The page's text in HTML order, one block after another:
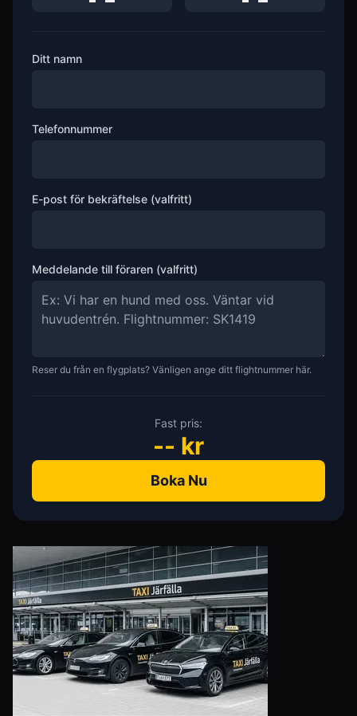
Ditt namn
Telefonnummer
E-post för bekräftelse (valfritt)
Meddelande till föraren (valfritt)
Reser du från en flygplats? Vänligen ange ditt flightnummer här.
Fast pris:
-- kr
Boka Nu